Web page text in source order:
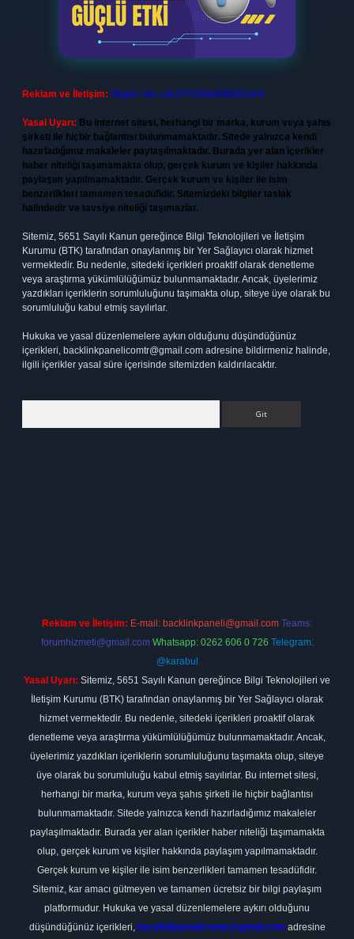
Reklam ve İletişim: Skype: live:.cid.575569c608265c69
Yasal Uyarı: Bu internet sitesi, herhangi bir marka, kurum veya şahıs
şirketi ile hiçbir bağlantısı bulunmamaktadır. Sitede yalnızca kendi
hazırladığımız makaleler paylaşılmaktadır. Burada yer alan içerikler
haber niteliği taşımamakta olup, gerçek kurum ve kişiler hakkında
paylaşım yapılmamaktadır. Gerçek kurum ve kişiler ile isim
benzerlikleri tamamen tesadüfidir. Sitemizdeki bilgiler taslak
halindedir ve tavsiye niteliği taşımazlar.
Sitemiz, 5651 Sayılı Kanun gereğince Bilgi Teknolojileri ve İletişim
Kurumu (BTK) tarafından onaylanmış bir Yer Sağlayıcı olarak hizmet
vermektedir. Bu nedenle, sitedeki içerikleri proaktif olarak denetleme
veya araştırma yükümlülüğümüz bulunmamaktadır. Ancak, üyelerimiz
yazdıkları içeriklerin sorumluluğunu taşımakta olup, siteye üye olarak bu
sorumluluğu kabul etmiş sayılırlar.
Hukuka ve yasal düzenlemelere aykırı olduğunu düşündüğünüz
içerikleri, backlinkpanelicomtr@gmail.com adresine bildirmeniz halinde,
ilgili içerikler yasal süre içerisinde sitemizden kaldırılacaktır.
Reklam ve İletişim: E-mail: backlinkpaneli@gmail.com Teams:
forumhizmeti@gmail.com Whatsapp: 0262 606 0 726 Telegram:
@karabul
Yasal Uyarı: Sitemiz, 5651 Sayılı Kanun gereğince Bilgi Teknolojileri ve
İletişim Kurumu (BTK) tarafından onaylanmış bir Yer Sağlayıcı olarak
hizmet vermektedir. Bu nedenle, sitedeki içerikleri proaktif olarak
denetleme veya araştırma yükümlülüğümüz bulunmamaktadır. Ancak,
üyelerimiz yazdıkları içeriklerin sorumluluğunu taşımakta olup, siteye
üye olarak bu sorumluluğu kabul etmiş sayılırlar. Bu internet sitesi,
herhangi bir marka, kurum veya şahıs şirketi ile hiçbir bağlantısı
bulunmamaktadır. Sitede yalnızca kendi hazırladığımız makaleler
paylaşılmaktadır. Burada yer alan içerikler haber niteliği taşımamakta
olup, gerçek kurum ve kişiler hakkında paylaşım yapılmamaktadır.
Gerçek kurum ve kişiler ile isim benzerlikleri tamamen tesadüfidir.
Sitemiz, kar amacı gütmeyen ve tamamen ücretsiz bir bilgi paylaşım
platformudur. Hukuka ve yasal düzenlemelere aykırı olduğunu
düşündüğünüz içerikleri, backlinkpanelicomtr@gmail.com adresine